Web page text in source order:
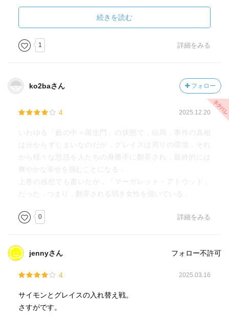
石はあるけれど、それが本当にグレイスの語ったメアリー
本人だということも証明できる人間はいない。
ジェローム・デュポン博士がジェレマイアだというのもグ
の屋敷にも来ただろうけど、そのすべてがジェレマイアだ
ったかどうかも怪しい。とはいえ行商人のジェレマイア
は、スナフキンみがあって好きだったし、彼が本当に名前
を変え仕事を変えひょうひょうと生き続けているのならそ
大半を監獄で過ごしたグレイスは監獄と結婚したと言える
のかもしれない。
裁縫が上手で、家事仕事をてきぱきこなすグレイスのこと
は個人的には嫌いではなかったのだけれど、しかしやはり
殺されたナンシーの服を平然と着て法廷に立つ感覚には、
に奔走してくれた親切な娘さんに対しての、とても優しい
けれど美人ではないという内容の述懐などにも、なにか致
続きを読む
1 詳細をみる
ko2baさん フォロー
4 2025.12.20
いわゆる「藪の中＝羅生門」の状態で，結局，事件の真相
は分からずじまいなのだが，グレイスは周りの環境，それ
から様々な思惑を人たちの身勝手に翻弄され，最終的には
爽やかな幸せを掴むことになる．
上巻の感想でも書いたが，「マーガレット・アトウッド」
だった．つまり，翻弄される弱き女性を描いている．
0 詳細をみる
jennyさん フォロー不許可
4 2025.03.16
サイモンとグレイスの入れ替え戦。
さすがです。